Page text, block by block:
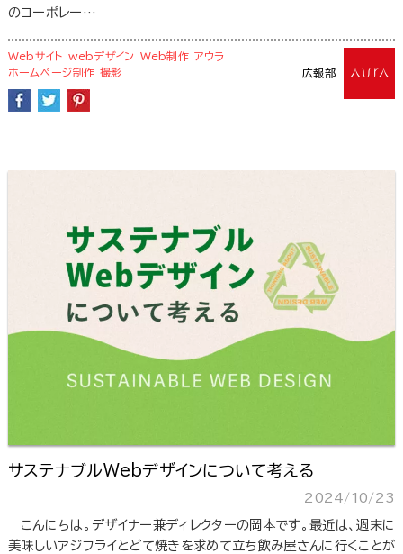
のコーポレー…
広報部
Webサイト webデザイン Web制作 アウラ
ホームページ制作 撮影
サステナブルWebデザインについて考える
2024/10/23
こんにちは。デザイナー兼ディレクターの岡本です。最近は、週末に
美味しいアジフライとどて焼きを求めて立ち飲み屋さんに行くことが